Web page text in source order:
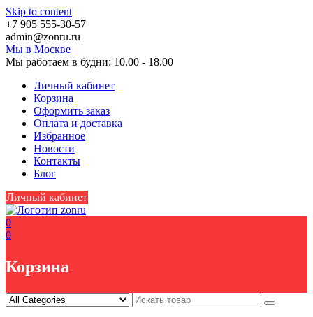
Skip to content
+7 905 555-30-57
аdmin@zоnru.ru
Мы в Москве
Мы работаем в будни: 10.00 - 18.00
Личный кабинет
Корзина
Оформить заказ
Оплата и доставка
Избранное
Новости
Контакты
Блог
Личный кабинет
0
0
Корзина